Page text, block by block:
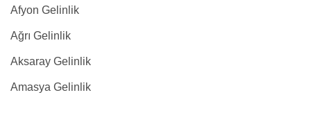
Afyon Gelinlik
Ağrı Gelinlik
Aksaray Gelinlik
Amasya Gelinlik